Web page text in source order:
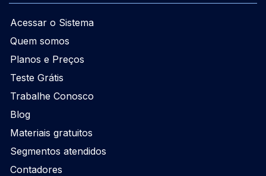
Acessar o Sistema
Quem somos
Planos e Preços
Teste Grátis
Trabalhe Conosco
Blog
Materiais gratuitos
Segmentos atendidos
Contadores